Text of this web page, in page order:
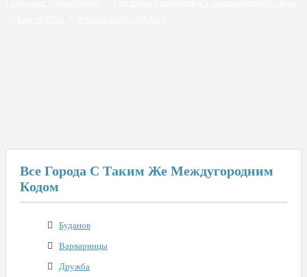
Все Города С Таким Же Междугородним
Кодом
Буданов
Варваринцы
Дружба